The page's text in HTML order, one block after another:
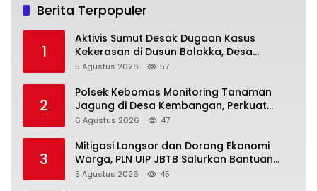
Berita Terpopuler
1
Aktivis Sumut Desak Dugaan Kasus
Kekerasan di Dusun Balakka, Desa
Gunung Malintang Diusut Tuntas
5 Agustus 2026 57
2
Polsek Kebomas Monitoring Tanaman
Jagung di Desa Kembangan, Perkuat
Dukungan Ketahanan Pangan Nasional
6 Agustus 2026 47
3
Mitigasi Longsor dan Dorong Ekonomi
Warga, PLN UIP JBTB Salurkan Bantuan
Konservasi 4.000 Pohon Aren Genjah Asal
5 Agustus 2026 45